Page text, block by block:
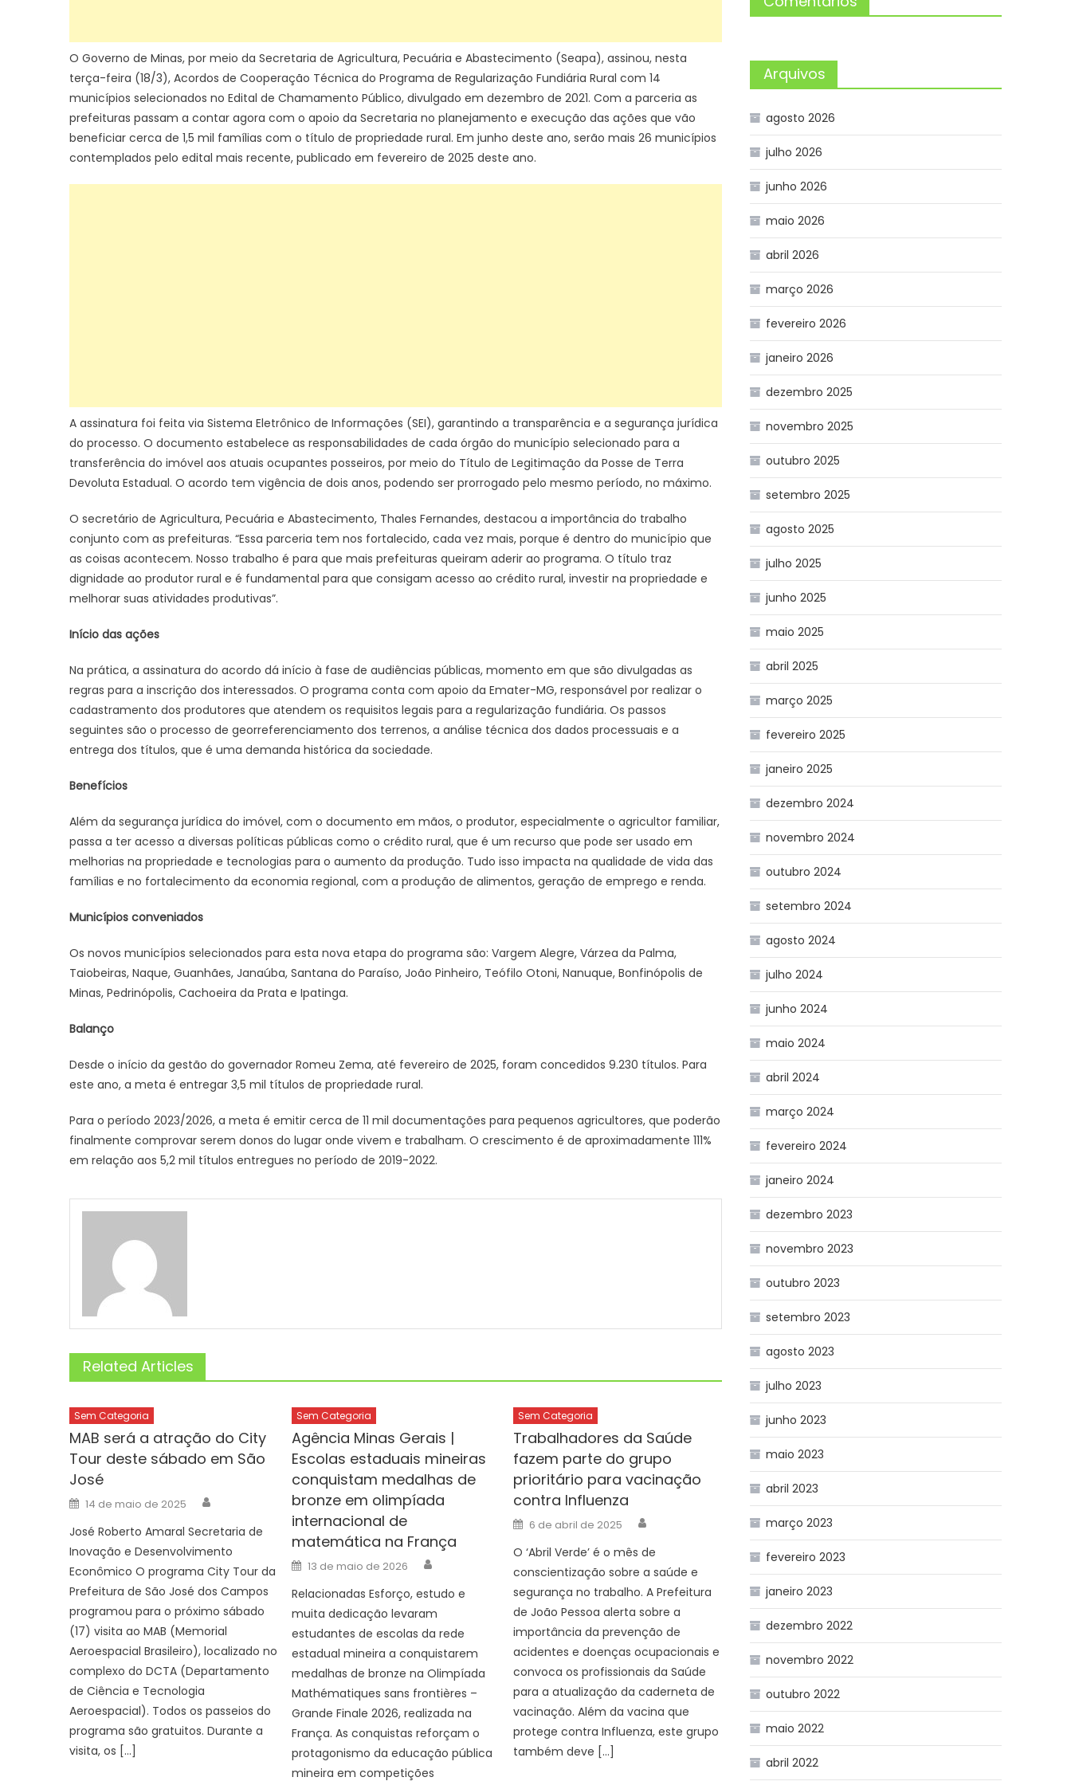
Minas
O Governo de Minas, por meio da Secretaria de Agricultura, Pecuária e Abastecimento (Seapa), assinou, nesta
terça-feira (18/3), Acordos de Cooperação Técnica do Programa de Regularização Fundiária Rural com 14
municípios selecionados no Edital de Chamamento Público, divulgado em dezembro de 2021. Com a parceria as
prefeituras passam a contar agora com o apoio da Secretaria no planejamento e execução das ações que vão
beneficiar cerca de 1,5 mil famílias com o título de propriedade rural. Em junho deste ano, serão mais 26 municípios
contemplados pelo edital mais recente, publicado em fevereiro de 2025 deste ano.
A assinatura foi feita via Sistema Eletrônico de Informações (SEI), garantindo a transparência e a segurança jurídica
do processo. O documento estabelece as responsabilidades de cada órgão do município selecionado para a
transferência do imóvel aos atuais ocupantes posseiros, por meio do Título de Legitimação da Posse de Terra
Devoluta Estadual. O acordo tem vigência de dois anos, podendo ser prorrogado pelo mesmo período, no máximo.
O secretário de Agricultura, Pecuária e Abastecimento, Thales Fernandes, destacou a importância do trabalho
conjunto com as prefeituras. “Essa parceria tem nos fortalecido, cada vez mais, porque é dentro do município que
as coisas acontecem. Nosso trabalho é para que mais prefeituras queiram aderir ao programa. O título traz
dignidade ao produtor rural e é fundamental para que consigam acesso ao crédito rural, investir na propriedade e
melhorar suas atividades produtivas”.
Início das ações
Na prática, a assinatura do acordo dá início à fase de audiências públicas, momento em que são divulgadas as
regras para a inscrição dos interessados. O programa conta com apoio da Emater-MG, responsável por realizar o
cadastramento dos produtores que atendem os requisitos legais para a regularização fundiária. Os passos
seguintes são o processo de georreferenciamento dos terrenos, a análise técnica dos dados processuais e a
entrega dos títulos, que é uma demanda histórica da sociedade.
Benefícios
Além da segurança jurídica do imóvel, com o documento em mãos, o produtor, especialmente o agricultor familiar,
passa a ter acesso a diversas políticas públicas como o crédito rural, que é um recurso que pode ser usado em
melhorias na propriedade e tecnologias para o aumento da produção. Tudo isso impacta na qualidade de vida das
famílias e no fortalecimento da economia regional, com a produção de alimentos, geração de emprego e renda.
Municípios conveniados
Os novos municípios selecionados para esta nova etapa do programa são: Vargem Alegre, Várzea da Palma,
Taiobeiras, Naque, Guanhães, Janaúba, Santana do Paraíso, João Pinheiro, Teófilo Otoni, Nanuque, Bonfinópolis de
Minas, Pedrinópolis, Cachoeira da Prata e Ipatinga.
Balanço
Desde o início da gestão do governador Romeu Zema, até fevereiro de 2025, foram concedidos 9.230 títulos. Para
este ano, a meta é entregar 3,5 mil títulos de propriedade rural.
Para o período 2023/2026, a meta é emitir cerca de 11 mil documentações para pequenos agricultores, que poderão
finalmente comprovar serem donos do lugar onde vivem e trabalham. O crescimento é de aproximadamente 111%
em relação aos 5,2 mil títulos entregues no período de 2019-2022.
Related Articles
Sem Categoria
MAB será a atração do City
Tour deste sábado em São
José
Posted
on
14 de maio de 2025
José Roberto Amaral Secretaria de
Inovação e Desenvolvimento
Econômico O programa City Tour da
Prefeitura de São José dos Campos
programou para o próximo sábado
(17) visita ao MAB (Memorial
Aeroespacial Brasileiro), localizado no
complexo do DCTA (Departamento
de Ciência e Tecnologia
Aeroespacial). Todos os passeios do
programa são gratuitos. Durante a
visita, os […]
Sem Categoria
Agência Minas Gerais |
Escolas estaduais mineiras
conquistam medalhas de
bronze em olimpíada
internacional de
matemática na França
Posted
on
13 de maio de 2026
Relacionadas Esforço, estudo e
muita dedicação levaram
estudantes de escolas da rede
estadual mineira a conquistarem
medalhas de bronze na Olimpíada
Mathématiques sans frontières –
Grande Finale 2026, realizada na
França. As conquistas reforçam o
protagonismo da educação pública
mineira em competições
Sem Categoria
Trabalhadores da Saúde
fazem parte do grupo
prioritário para vacinação
contra Influenza
Posted
on
6 de abril de 2025
O ‘Abril Verde’ é o mês de
conscientização sobre a saúde e
segurança no trabalho. A Prefeitura
de João Pessoa alerta sobre a
importância da prevenção de
acidentes e doenças ocupacionais e
convoca os profissionais da Saúde
para a atualização da caderneta de
vacinação. Além da vacina que
protege contra Influenza, este grupo
também deve […]
Arquivos
agosto 2026
julho 2026
junho 2026
maio 2026
abril 2026
março 2026
fevereiro 2026
janeiro 2026
dezembro 2025
novembro 2025
outubro 2025
setembro 2025
agosto 2025
julho 2025
junho 2025
maio 2025
abril 2025
março 2025
fevereiro 2025
janeiro 2025
dezembro 2024
novembro 2024
outubro 2024
setembro 2024
agosto 2024
julho 2024
junho 2024
maio 2024
abril 2024
março 2024
fevereiro 2024
janeiro 2024
dezembro 2023
novembro 2023
outubro 2023
setembro 2023
agosto 2023
julho 2023
junho 2023
maio 2023
abril 2023
março 2023
fevereiro 2023
janeiro 2023
dezembro 2022
novembro 2022
outubro 2022
maio 2022
abril 2022